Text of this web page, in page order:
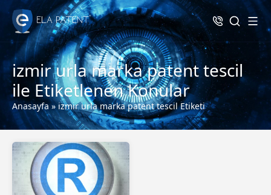
izmir urla marka patent tescil
ile Etiketlenen Konular
Anasayfa»izmir urla marka patent tescil Etiketi